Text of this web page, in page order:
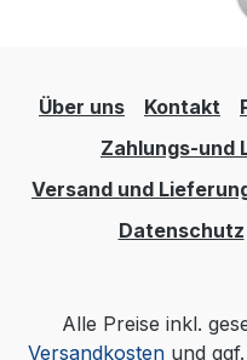
Über uns Kontakt
Zahlungs-und
Versand und
Datenschutz
Alle Preise inkl.
Versandkostenund ggf.